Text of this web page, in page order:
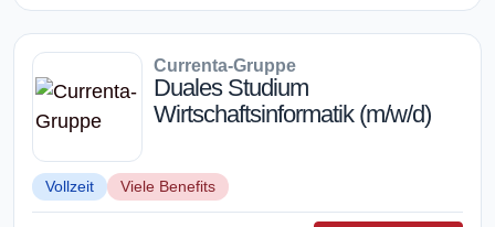
Currenta-Gruppe
Duales Studium
Wirtschaftsinformatik (m/w/d)
Vollzeit Viele Benefits